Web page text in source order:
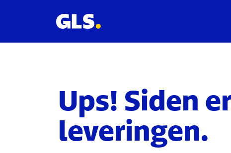
Ups! Siden
leveringen.